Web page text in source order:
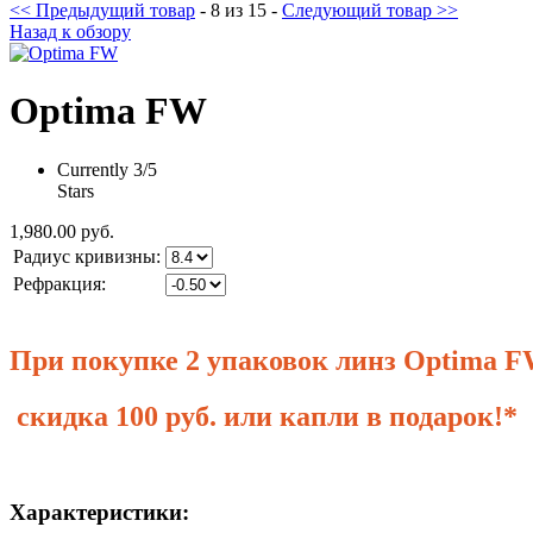
<< Предыдущий товар - 8 из 15 - Следующий товар >>
Назад к обзору
Optima FW
Currently 3/5
Stars
1,980.00 руб.
Радиус кривизны:
Рефракция:
При покупке 2 упаковок линз Optima
скидка 100 руб. или капли в подарок!*
Характеристики: